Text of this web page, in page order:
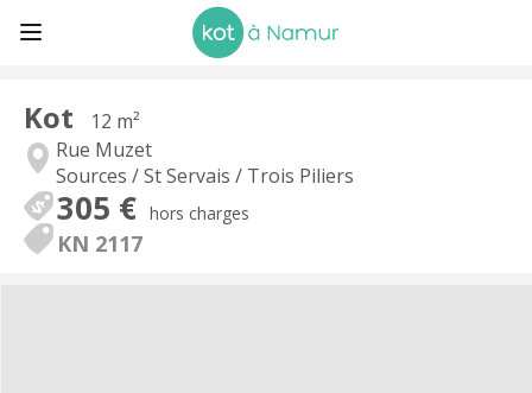
Kot
12 m²
Rue Muzet
Sources / St Servais / Trois Piliers
305 € hors charges
KN 2117